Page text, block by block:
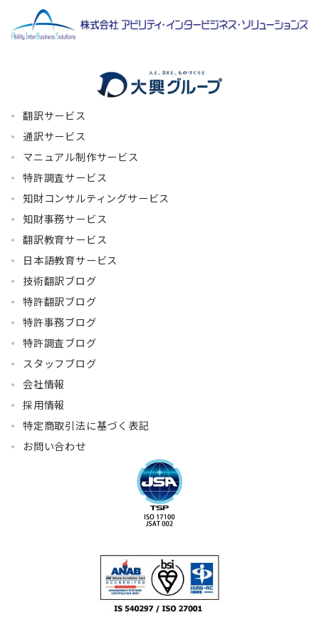
翻訳サービス
通訳サービス
マニュアル制作サービス
特許調査サービス
知財コンサルティングサービス
知財事務サービス
翻訳教育サービス
日本語教育サービス
技術翻訳ブログ
特許翻訳ブログ
特許事務ブログ
特許調査ブログ
スタッフブログ
会社情報
採用情報
特定商取引法に基づく表記
お問い合わせ